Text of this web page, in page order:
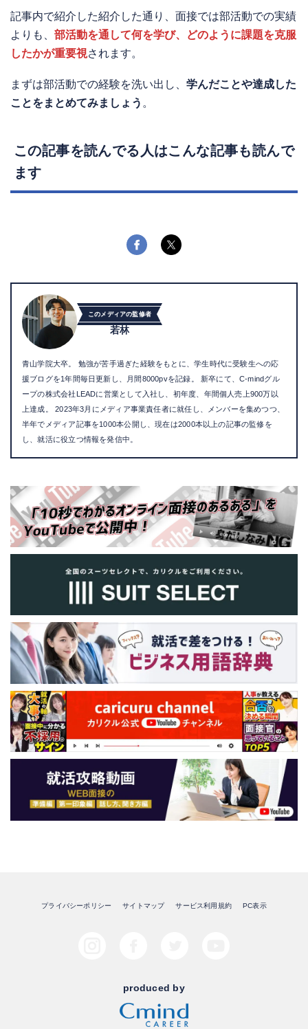
記事内で紹介した紹介した通り、面接では部活動での実績
よりも、 部活動を通して何を学び、どのように課題を克服
したかが重要視されます。
まずは部活動での経験を洗い出し、 学んだことや達成した
ことをまとめてみましょう 。
この記事を読んでる人はこんな記事も読んで
ます
このメディアの監修者
若林
青山学院大卒。 勉強が苦手過ぎた経験をもとに、学生時代に受験生への応
援ブログを1年間毎日更新し、月間8000pvを記録。 新卒にて、C-mindグル
ープの株式会社LEADに営業として入社し、初年度、年間個人売上900万以
上達成。 2023年3月にメディア事業責任者に就任し、メンバーを集めつつ、
半年でメディア記事を1000本公開し、現在は2000本以上の記事の監修を
し、就活に役立つ情報を発信中。
プライバシーポリシー サイトマップ サービス利用規約 PC表示
produced by